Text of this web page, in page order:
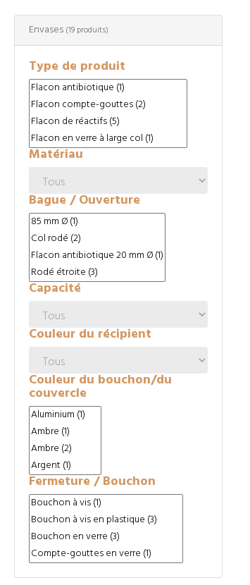
Envases (19 produits)
Type de produit
Matériau
Bague / Ouverture
Capacité
Couleur du récipient
Couleur du bouchon/du
couvercle
Fermeture / Bouchon